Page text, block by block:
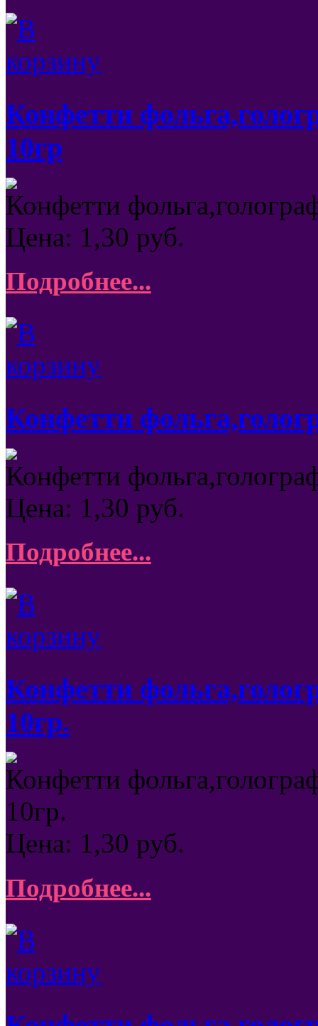
Конфетти
10гр
Конфетти
Цена: 1,30 руб.
Подробнее...
Конфетти
Конфетти
Цена: 1,30 руб.
Подробнее...
Конфетти
10гр.
Конфетти
10гр.
Цена: 1,30 руб.
Подробнее...